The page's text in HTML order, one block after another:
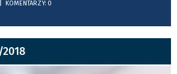
KOMENTARZY: 0
2018